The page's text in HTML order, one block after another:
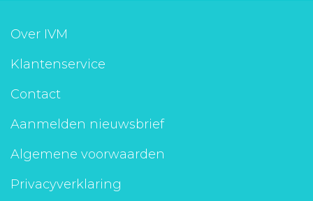
Over IVM
Klantenservice
Contact
Aanmelden nieuwsbrief
Algemene voorwaarden
Privacyverklaring